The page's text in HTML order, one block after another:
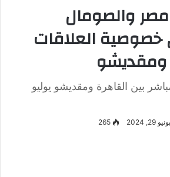
مصر والصومال
العلاقات
ومقديشو
بين القاهرة ومقديشو يوليو
يونيو 29, 2024 265